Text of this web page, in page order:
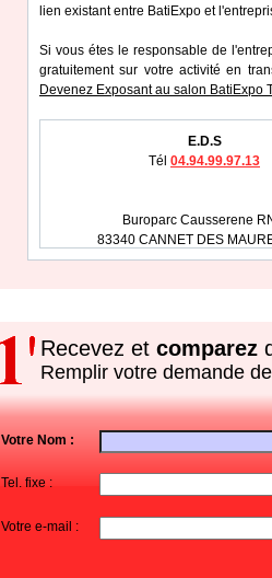
lien existant entre BatiExpo et
Si vous étes le responsable de
gratuitement sur votre activité en
Devenez Exposant au salon BatiExpo
E.D.S
Tél 04.94.99.97.13
Buroparc Causserene
83340 CANNET DES
Recevez et comparez
Remplir votre demande
Votre Nom :
Tel. fixe :
Votre e-mail :